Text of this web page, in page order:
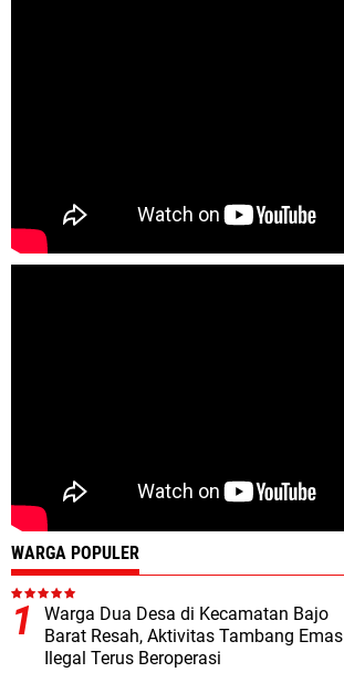
WARGA POPULER
Warga Dua Desa di Kecamatan Bajo
Barat Resah, Aktivitas Tambang Emas
Ilegal Terus Beroperasi